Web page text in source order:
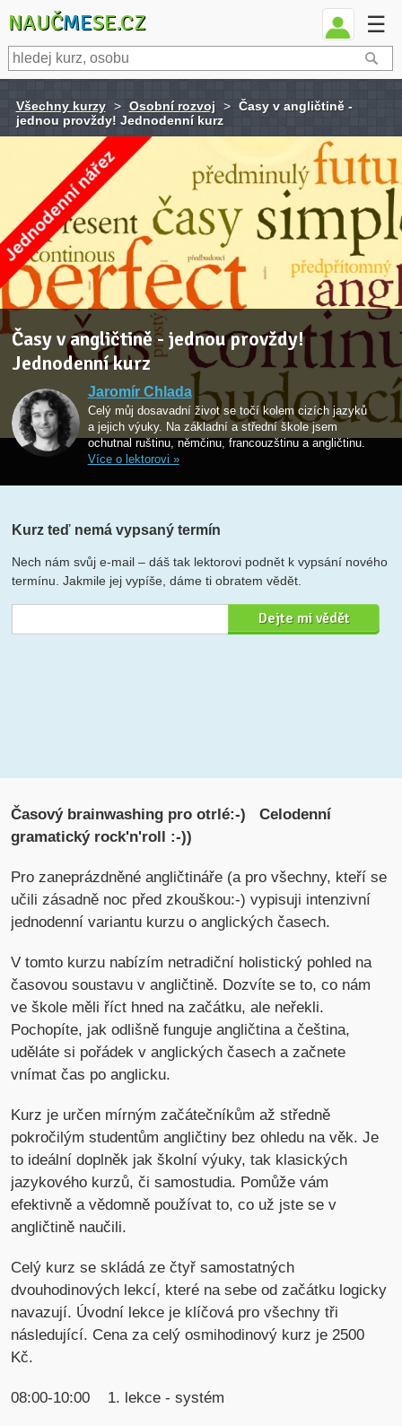
NAUČMESE.CZ ☰
Všechny kurzy > Osobní rozvoj > Časy v angličtině -
jednou provždy! Jednodenní kurz
Časy v angličtině - jednou provždy!
Jednodenní kurz
Jaromír Chlada
Celý můj dosavadní život se točí kolem cizích jazyků
a jejich výuky. Na základní a střední škole jsem
ochutnal ruštinu, němčinu, francouzštinu a angličtinu.
Více o lektorovi »
Kurz teď nemá vypsaný termín
Nech nám svůj e-mail – dáš tak lektorovi podnět k vypsání nového
termínu. Jakmile jej vypíše, dáme ti obratem vědět.
Časový brainwashing pro otrlé:-) Celodenní
gramatický rock'n'roll :-))
Pro zaneprázdněné angličtináře (a pro všechny, kteří se
učili zásadně noc před zkouškou:-) vypisuji intenzivní
jednodenní variantu kurzu o anglických časech.
V tomto kurzu nabízím netradiční holistický pohled na
časovou soustavu v angličtině. Dozvíte se to, co nám
ve škole měli říct hned na začátku, ale neřekli.
Pochopíte, jak odlišně funguje angličtina a čeština,
uděláte si pořádek v anglických časech a začnete
vnímat čas po anglicku.
Kurz je určen mírným začátečníkům až středně
pokročilým studentům angličtiny bez ohledu na věk. Je
to ideální doplněk jak školní výuky, tak klasických
jazykového kurzů, či samostudia. Pomůže vám
efektivně a vědomně používat to, co už jste se v
angličtině naučili.
Celý kurz se skládá ze čtyř samostatných
dvouhodinových lekcí, které na sebe od začátku logicky
navazují. Úvodní lekce je klíčová pro všechny tři
následující. Cena za celý osmihodinový kurz je 2500
Kč.
08:00-10:00 1. lekce - systém